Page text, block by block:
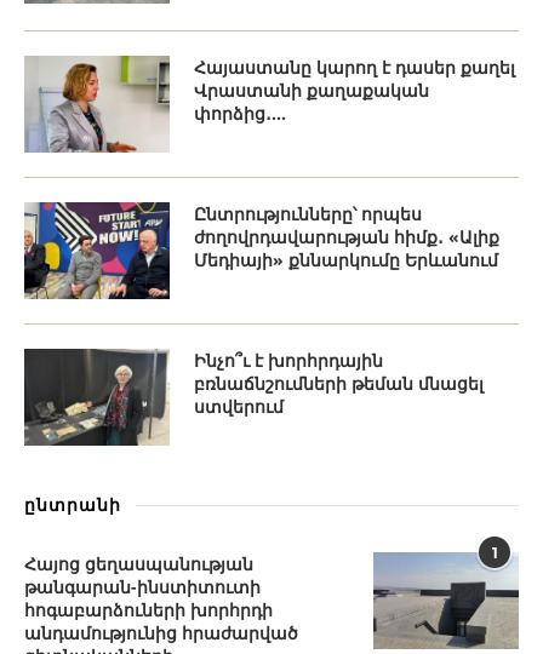
Հայաստանը կարող է դասեր քաղել
Վրաստանի քաղաքական
փորձից․...
Ընտրությունները՝ որպես
ժողովրդավարության հիմք․ «Ալիք
Մեդիայի» քննարկումը Երևանում
Ինչո՞ւ է խորհրդային
բռնաճնշումների թեման մնացել
ստվերում
ընտրանի
1
Հայոց ցեղասպանության
թանգարան-ինստիտուտի
հոգաբարձուների խորհրդի
անդամությունից հրաժարված